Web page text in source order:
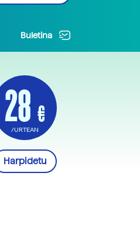
Buletina
28 €
/URTEAN
Harpidetu